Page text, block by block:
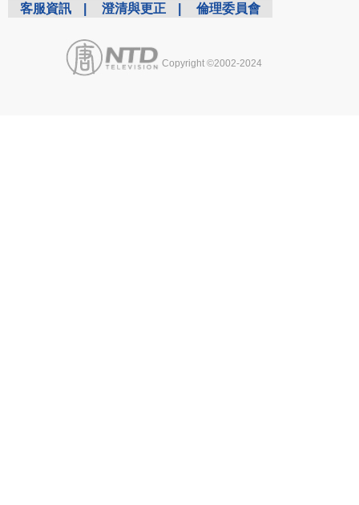
客服資訊 澄清與更正 倫理委員會
Copyright ©2002-2024